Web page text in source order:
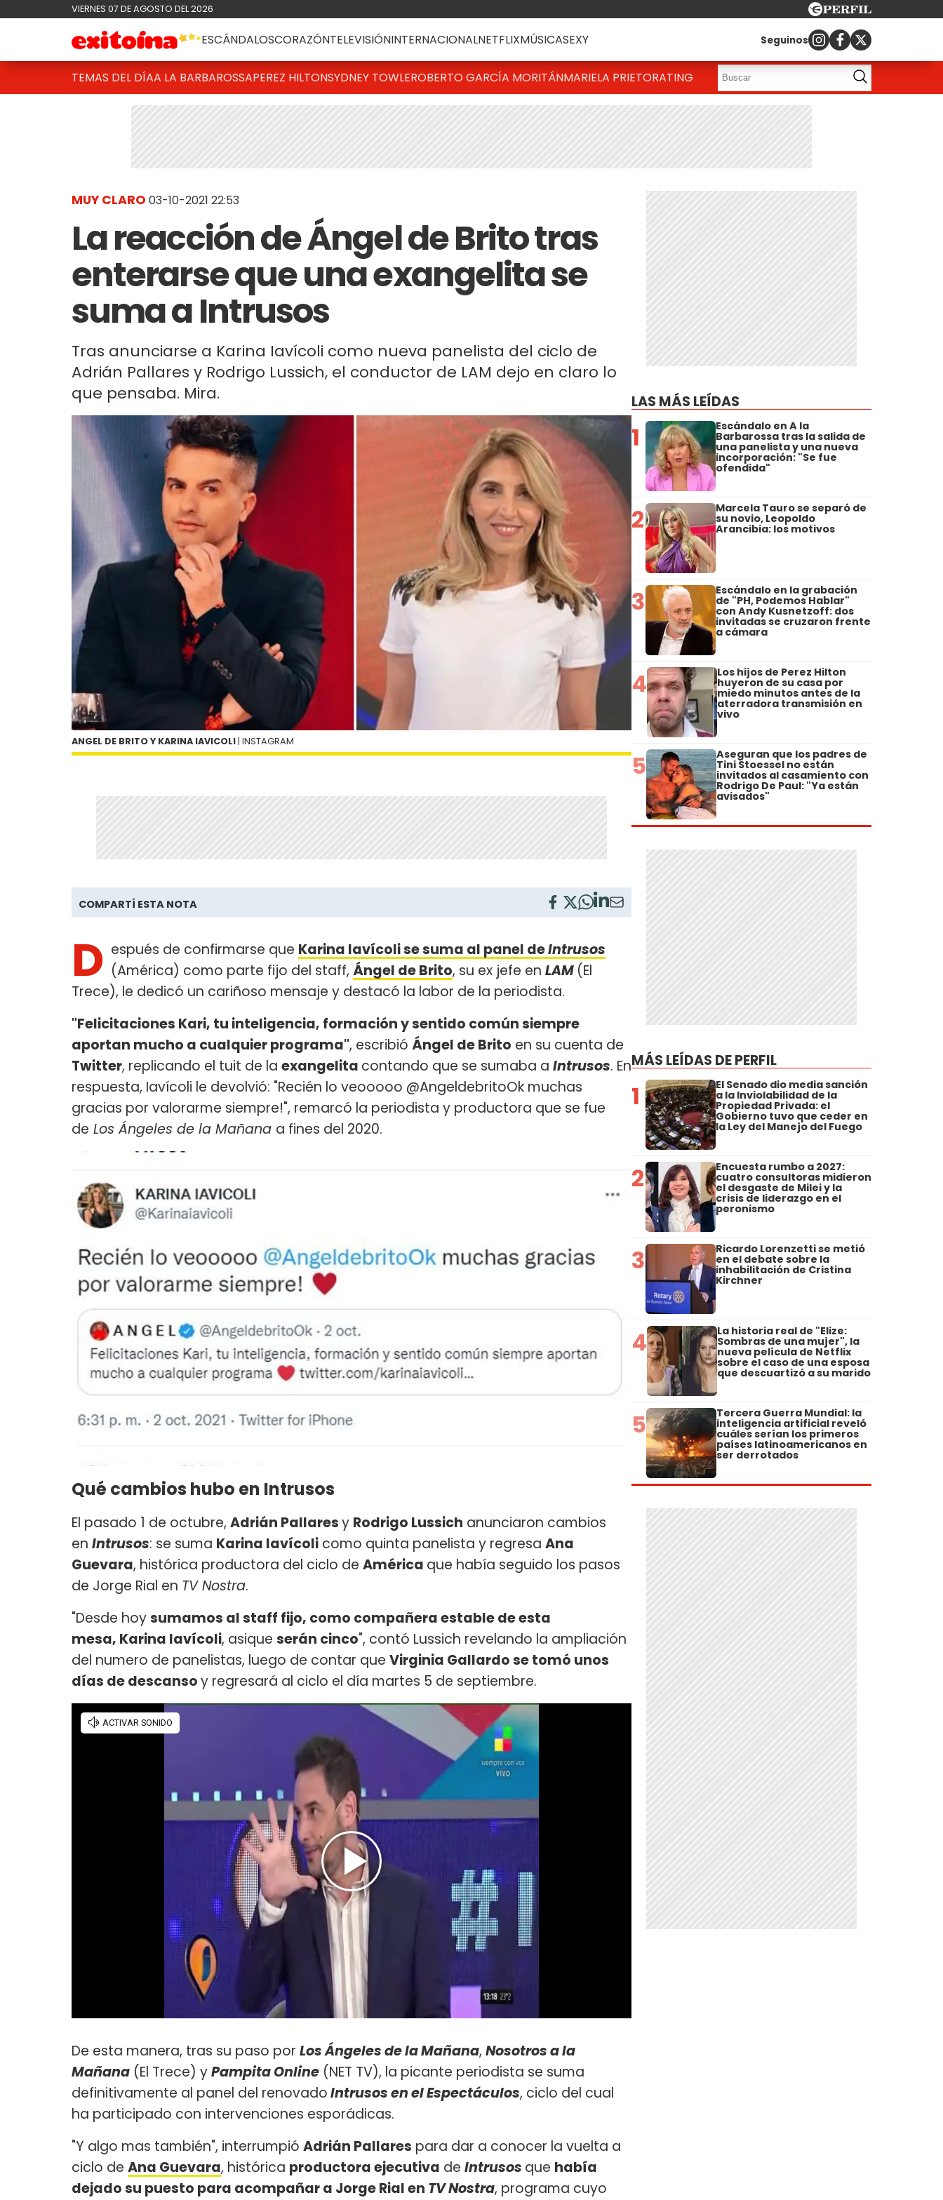
VIERNES 07 DE AGOSTO DEL 2026
ESCÁNDALOSCORAZÓNTELEVISIÓNINTERNACIONALNETFLIXMÚSICASEXY Seguinos
TEMAS DEL DÍAA LA BARBAROSSAPEREZ HILTONSYDNEY TOWLEROBERTO GARCÍA MORITÁNMARIELA PRIETORATING
MUY CLARO 03-10-2021 22:53
La reacción de Ángel de Brito tras
enterarse que una exangelita se
suma a Intrusos
Tras anunciarse a Karina Iavícoli como nueva panelista del ciclo de
Adrián Pallares y Rodrigo Lussich, el conductor de LAM dejo en claro lo
que pensaba. Mira.
ANGEL DE BRITO Y KARINA IAVICOLI | INSTAGRAM
COMPARTÍ ESTA NOTA
D espués de confirmarse que Karina Iavícoli se suma al panel deIntrusos
(América) como parte fijo del staff, Ángel de Brito, su ex jefe en LAM (El
Trece), le dedicó un cariñoso mensaje y destacó la labor de la periodista.
"Felicitaciones Kari, tu inteligencia, formación y sentido común siempre
aportan mucho a cualquier programa", escribió Ángel de Brito en su cuenta de
Twitter, replicando el tuit de la exangelita contando que se sumaba a Intrusos. En
respuesta, Iavícoli le devolvió: "Recién lo veooooo @AngeldebritoOk muchas
gracias por valorarme siempre!", remarcó la periodista y productora que se fue
de Los Ángeles de la Mañana a fines del 2020.
Qué cambios hubo en Intrusos
El pasado 1 de octubre, Adrián Pallaresy Rodrigo Lussich anunciaron cambios
en Intrusos: se suma Karina Iavícoli como quinta panelista y regresa Ana
Guevara, histórica productora del ciclo de América que había seguido los pasos
de Jorge Rial en TV Nostra.
"Desde hoysumamos al staff fijo, como compañera estable de esta
mesa, Karina Iavícoli, asique serán cinco", contó Lussich revelando la ampliación
del numero de panelistas, luego de contar que Virginia Gallardo se tomó unos
días de descansoy regresará al ciclo el día martes 5 de septiembre.
De esta manera, tras su paso por Los Ángeles de la Mañana, Nosotros a la
Mañana (El Trece) yPampita Online (NET TV), la picante periodista se suma
definitivamente al panel del renovadoIntrusos en el Espectáculos, ciclo del cual
ha participado con intervenciones esporádicas.
"Y algo mas también", interrumpió Adrián Pallares para dar a conocer la vuelta a
ciclo de Ana Guevara, histórica productora ejecutiva de Intrusos que había
dejado su puesto para acompañar a Jorge Rial en TV Nostra, programa cuyo
LAS MÁS LEÍDAS
1 Escándalo en A la
Barbarossa tras la salida de
una panelista y una nueva
incorporación: "Se fue
ofendida"
2 Marcela Tauro se separó de
su novio, Leopoldo
Arancibia: los motivos
3 Escándalo en la grabación
de "PH, Podemos Hablar"
con Andy Kusnetzoff: dos
invitadas se cruzaron frente
a cámara
4 Los hijos de Perez Hilton
huyeron de su casa por
miedo minutos antes de la
aterradora transmisión en
vivo
5 Aseguran que los padres de
Tini Stoessel no están
invitados al casamiento con
Rodrigo De Paul: "Ya están
avisados"
MÁS LEÍDAS DE PERFIL
1 El Senado dio media sanción
a la Inviolabilidad de la
Propiedad Privada: el
Gobierno tuvo que ceder en
la Ley del Manejo del Fuego
2 Encuesta rumbo a 2027:
cuatro consultoras midieron
el desgaste de Milei y la
crisis de liderazgo en el
peronismo
3 Ricardo Lorenzetti se metió
en el debate sobre la
inhabilitación de Cristina
Kirchner
4 La historia real de "Elize:
Sombras de una mujer", la
nueva película de Netflix
sobre el caso de una esposa
que descuartizó a su marido
5 Tercera Guerra Mundial: la
inteligencia artificial reveló
cuáles serían los primeros
países latinoamericanos en
ser derrotados